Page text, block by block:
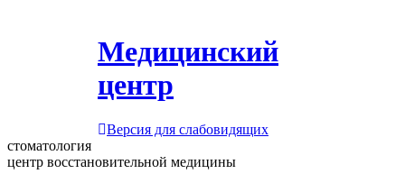
Медицинский
центр
Версия для слабовидящих
стоматология
центр восстановительной медицины